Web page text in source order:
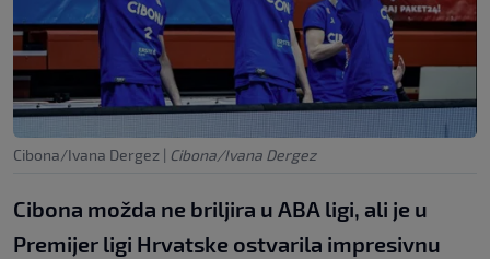
Cibona/Ivana Dergez | Cibona/Ivana Dergez
Cibona možda ne briljira u ABA ligi, ali je u
Premijer ligi Hrvatske ostvarila impresivnu